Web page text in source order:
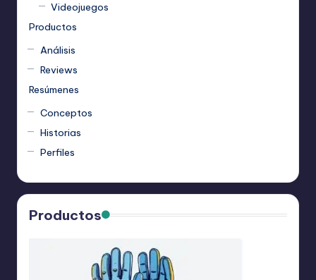
Videojuegos
Productos
Análisis
Reviews
Resúmenes
Conceptos
Historias
Perfiles
Productos